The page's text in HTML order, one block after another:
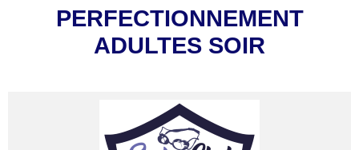
PERFECTIONNEMENT
ADULTES SOIR